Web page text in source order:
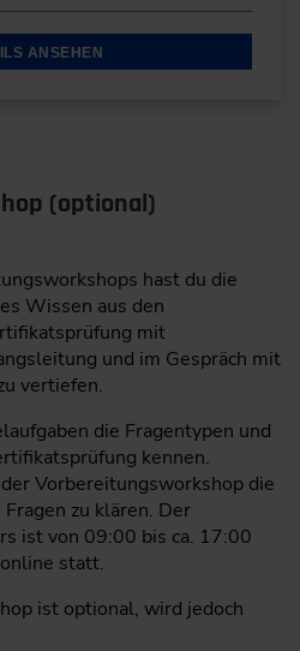
unter anderem mit dem
für Batterie-packs,
und Hardware
Oberingenieur am
ANSEHEN
(optional)
hast du die
Wissen aus den
mit
und im Gespräch mit
vertiefen.
die Fragentypen und
kennen.
Vorbereitungsworkshop die
zu klären. Der
ist von 09:00 bis ca. 17:00
statt.
ist optional, wird jedoch